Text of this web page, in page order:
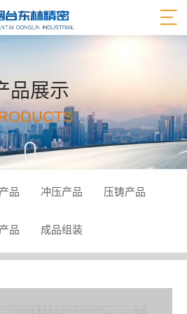
品展示
品 冲压产品 压铸产品
品 成品组装